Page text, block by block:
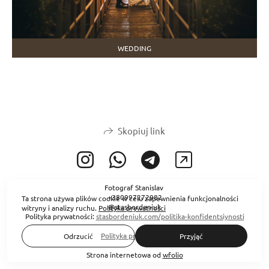
WEDDING
Skopiuj link
Fotograf Stanislav
+380997272982
@stasbordeniuk
Polityka prywatności:stasbordeniuk.com/politika-konfidentsiynosti
Polityka prywatności
Strona internetowa odwfolio
Ta strona używa plików cookie w celu zapewnienia funkcjonalności
witryny i analizy ruchu. Polityka prywatności
Odrzucić Przyjąć